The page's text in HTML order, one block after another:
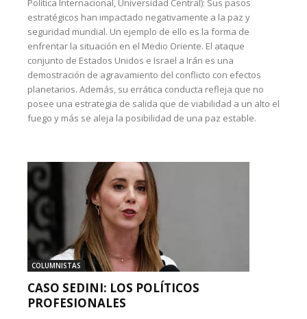
Política Internacional, Universidad Central): Sus pasos
estratégicos han impactado negativamente a la paz y
seguridad mundial. Un ejemplo de ello es la forma de
enfrentar la situación en el Medio Oriente. El ataque
conjunto de Estados Unidos e Israel a Irán es una
demostración de agravamiento del conflicto con efectos
planetarios. Además, su errática conducta refleja que no
posee una estrategia de salida que de viabilidad a un alto el
fuego y más se aleja la posibilidad de una paz estable.
COLUMNISTAS
CASO SEDINI: LOS POLÍTICOS
PROFESIONALES